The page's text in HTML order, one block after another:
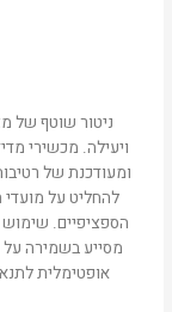
ניטור שוטף של
ויעילה. מכשירי
ומעודכנת של
להחליט על
הספציפיים. שימוש
מסייע בשמירה
אופטימלית